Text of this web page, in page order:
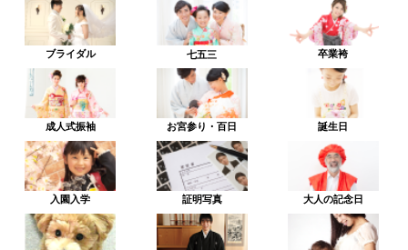
ブライダル 七五三 卒業袴
成人式振袖 お宮参り・百日 誕生日
入園入学 証明写真 大人の記念日